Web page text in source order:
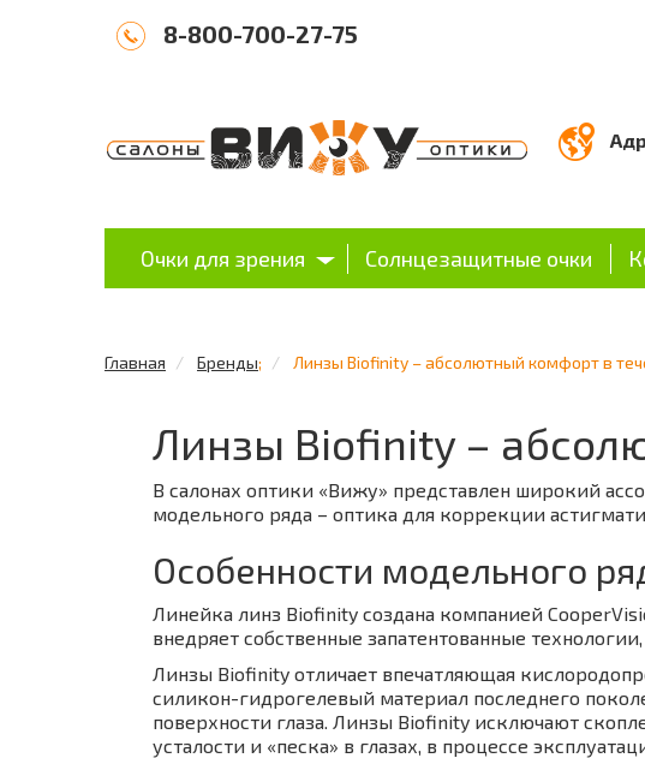
8-800-700-27-75
Очки для зрения Солнцезащитные очки
Главная Бренды; Линзы Biofinity – абсолютный комфорт в
Линзы Biofinity –
В салонах оптики «Вижу» представлен широкий
модельного ряда – оптика для коррекции
Особенности модельного
Линейка линз Biofinity создана компанией
внедряет собственные запатентованные
Линзы Biofinity отличает впечатляющая
силикон-гидрогелевый материал последнего
поверхности глаза. Линзы Biofinity исключают
усталости и «песка» в глазах, в процессе